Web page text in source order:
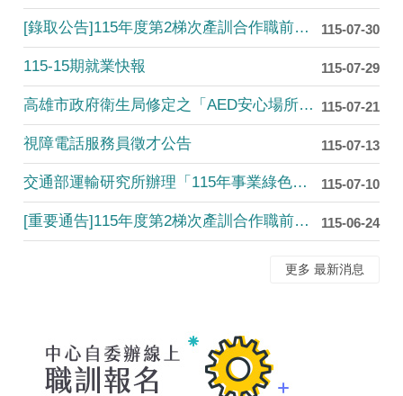
115-07-30
[錄取公告]115年度第2梯次產訓合作職前訓練班錄取名單公告....
115-07-29
115-15期就業快報
115-07-21
高雄市政府衛生局修定之「AED安心場所認證」申辦作業流程
115-07-13
視障電話服務員徵才公告
115-07-10
交通部運輸研究所辦理「115年事業綠色通勤標章制度試辦活動」....
115-06-24
[重要通告]115年度第2梯次產訓合作職前訓練班筆試測驗，免....
更多 最新消息